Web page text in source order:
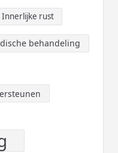
Innerlijke rust
behandeling